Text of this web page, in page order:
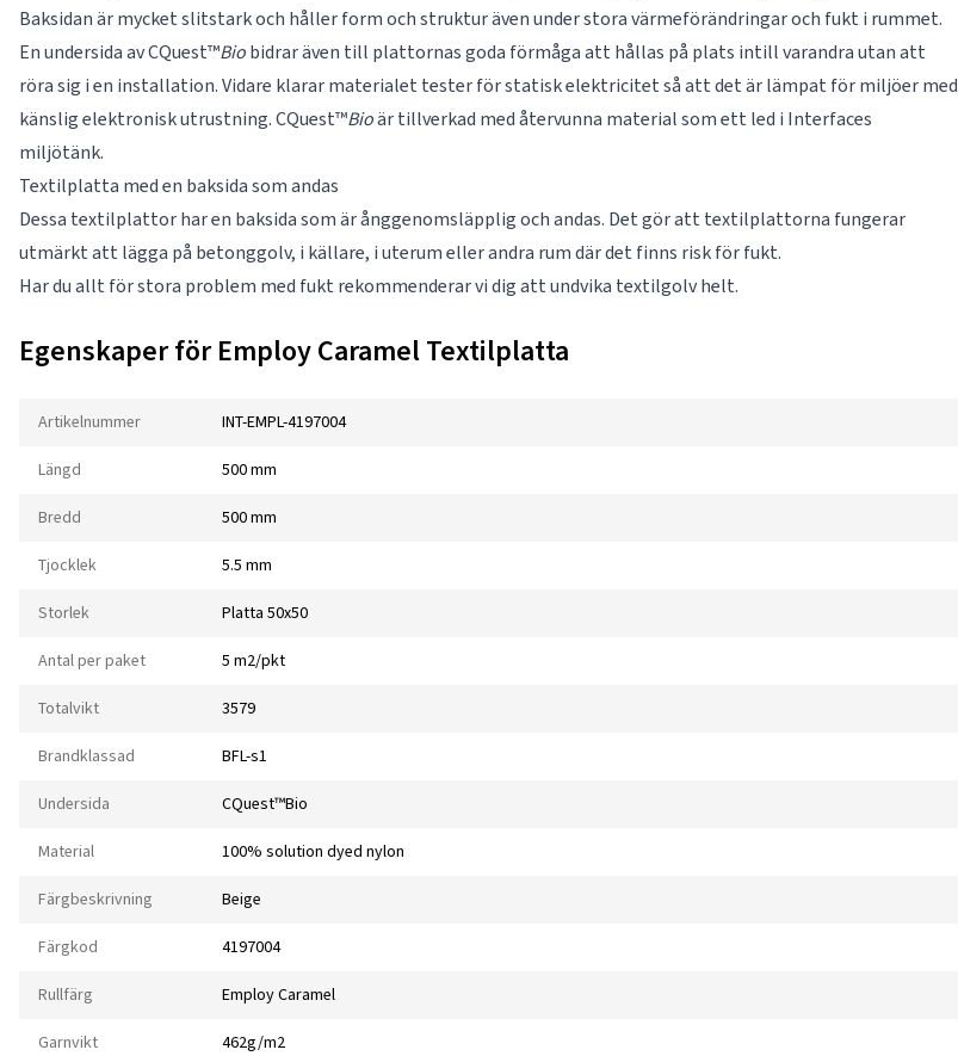
Baksidan är mycket slitstark och håller form och struktur även under stora värmeförändringar och fukt i rummet.
En undersida av CQuest™Biobidrar även till plattornas goda förmåga att hållas på plats intill varandra utan att
röra sig i en installation. Vidare klarar materialet tester för statisk elektricitet så att det är lämpat för miljöer med
känslig elektronisk utrustning. CQuest™Bioär tillverkad med återvunna material som ett led i Interfaces
miljötänk.
Textilplatta med en baksida som andas
Dessa textilplattor har en baksida som är ånggenomsläpplig och andas. Det gör att textilplattorna fungerar
utmärkt att lägga på betonggolv, i källare, i uterum eller andra rum där det finns risk för fukt.
Har du allt för stora problem med fukt rekommenderar vi dig att undvika textilgolv helt.
Egenskaper för Employ Caramel Textilplatta
Artikelnummer INT-EMPL-4197004
Längd 500 mm
Bredd 500 mm
Tjocklek 5.5 mm
Storlek Platta 50x50
Antal per paket 5 m2/pkt
Totalvikt 3579
Brandklassad BFL-s1
Undersida CQuest™Bio
Material 100% solution dyed nylon
Färgbeskrivning Beige
Färgkod 4197004
Rullfärg Employ Caramel
Garnvikt 462g/m2